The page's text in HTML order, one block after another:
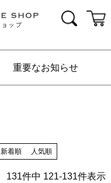
重要なお知らせ
新着順 人気順
131件中 121-131件表示